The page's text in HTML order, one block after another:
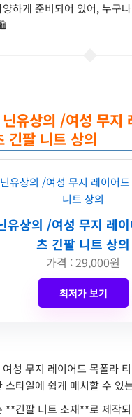
하게 준비되어 있어, 누구
유상의 /여성 무지
긴팔 니트 상의
유상의 /여성 무지 레
츠 긴팔 니트 상의
가격 : 29,000원
최저가 보기
성 무지 레이어드 목폴라
스타일에 쉽게 매치할 수 있
**긴팔 니트 소재**로 제작